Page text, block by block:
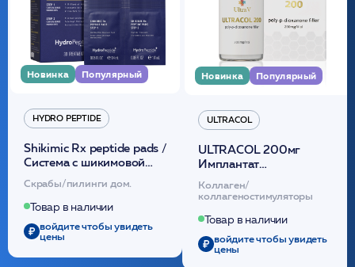
Новинка Популярный
HYDRO PEPTIDE
Shikimic Rx peptide pads /
Cистема с шикимовой
кислотой обновляющая
(30шт) /HP
Скрабы/пилинги дом.
Товар в наличии
войдите чтобы увидеть
цены
Новинка Популярный
ULTRACOL
ULTRACOL 200мг
Имплантат
внутридермальный,
стерильный на основе
полидиоксанона
/ULTRACOL
Коллаген/
коллагеностимуляторы
Товар в наличии
войдите чтобы увидеть
цены